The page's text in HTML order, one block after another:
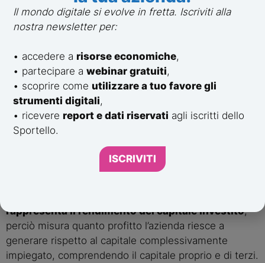
durante l’anno. Fornisce una valutazione più stabile
della performance finanziaria e consente di analizzare
il ritorno medio sugli investimenti dei soci in contesti
dinamici o in fase di crescita. La formula per calcolarlo
ROIC – Return on Invested
rappresenta il rendimento del capitale investito,
perciò misura quanto profitto l’azienda riesce a
generare rispetto al capitale complessivamente
impiegato, comprendendo il capitale proprio e di terzi.
Il mondo digitale si evolve in fretta. Iscriviti alla
nostra newsletter per:
• accedere a risorse economiche,
• partecipare awebinar gratuiti,
• scoprire come utilizzare a tuo favore gli
strumenti digitali,
• ricevere report e dati riservati agli iscritti dello
Sportello.
ISCRIVITI